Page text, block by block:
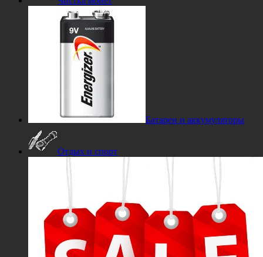
Батареи и аккумуляторы
Отдых и спорт